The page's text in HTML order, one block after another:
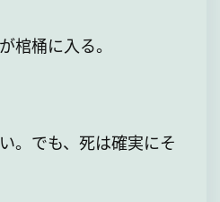
棺桶に入る。
。でも、死は確実にそ